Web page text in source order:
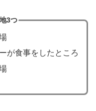
3つ
が食事をしたところ